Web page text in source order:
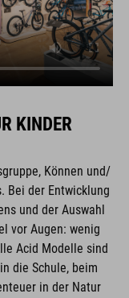
KINDER
Können und/
Bei der Entwicklung
und der Auswahl
vor Augen: wenig
Acid Modelle sind
die Schule, beim
in der Natur